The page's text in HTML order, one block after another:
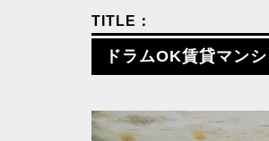
ドラムOK賃貸マン